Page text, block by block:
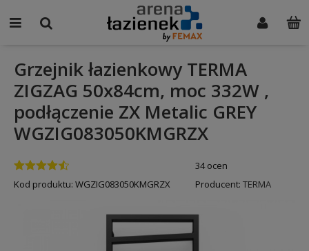
Grzejnik łazienkowy TERMA
ZIGZAG 50x84cm, moc 332W ,
podłączenie ZX Metalic GREY
WGZIG083050KMGRZX
34 ocen
Kod produktu: WGZIG083050KMGRZX Producent: TERMA